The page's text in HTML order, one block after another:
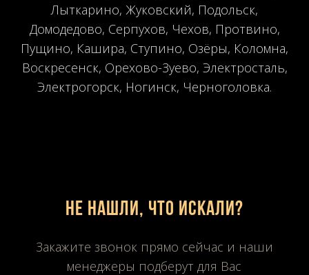
Лыткарино, Жуковский, Подольск,
Домодедово, Серпухов, Чехов, Протвино,
Пущино, Кашира, Ступино, Озёры, Коломна,
Воскресенск, Орехово-Зуево, Электросталь,
Электрогорск, Ногинск, Черноголовка.
Не нашли, что искали?
Закажите звонок прямо сейчас и наши
менеджеры подберут для Вас